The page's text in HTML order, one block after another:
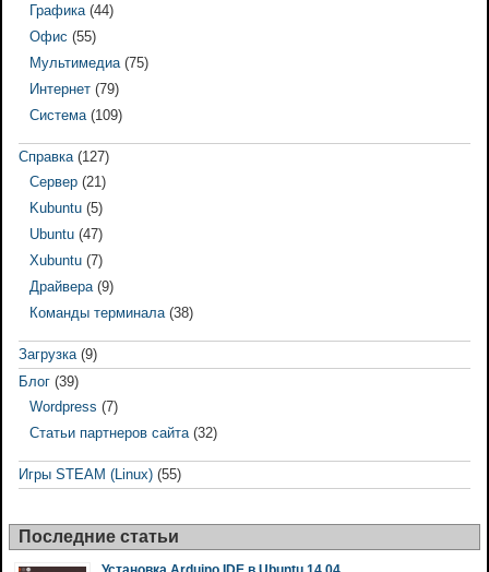
Графика (44)
Офис (55)
Мультимедиа (75)
Интернет (79)
Система (109)
Справка (127)
Сервер (21)
Kubuntu (5)
Ubuntu (47)
Xubuntu (7)
Драйвера (9)
Команды терминала (38)
Загрузка (9)
Блог (39)
Wordpress (7)
Статьи партнеров сайта (32)
Игры STEAM (Linux) (55)
Последние статьи